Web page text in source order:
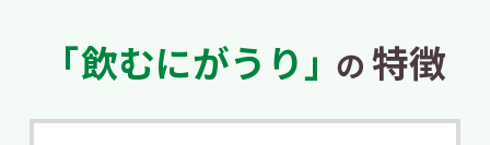
「飲むにがうり」の 特徴